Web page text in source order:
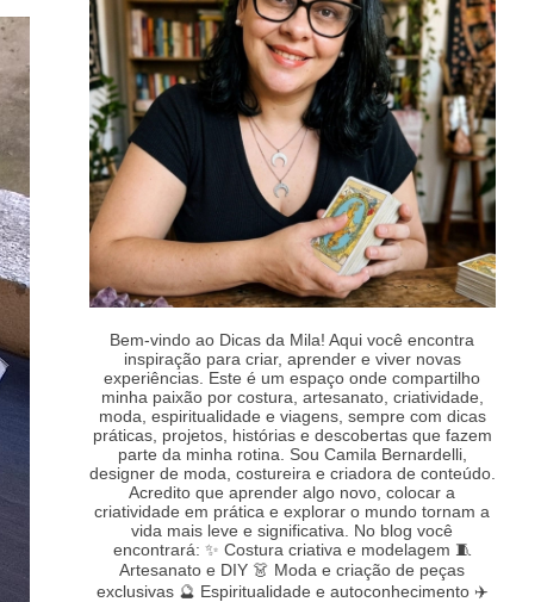
Bem-vindo ao Dicas da Mila! Aqui você encontra
inspiração para criar, aprender e viver novas
experiências. Este é um espaço onde compartilho
minha paixão por costura, artesanato, criatividade,
moda, espiritualidade e viagens, sempre com dicas
práticas, projetos, histórias e descobertas que fazem
parte da minha rotina. Sou Camila Bernardelli,
designer de moda, costureira e criadora de conteúdo.
Acredito que aprender algo novo, colocar a
criatividade em prática e explorar o mundo tornam a
vida mais leve e significativa. No blog você
encontrará: ✨ Costura criativa e modelagem 🧵
Artesanato e DIY 👗 Moda e criação de peças
exclusivas 🔮 Espiritualidade e autoconhecimento ✈️